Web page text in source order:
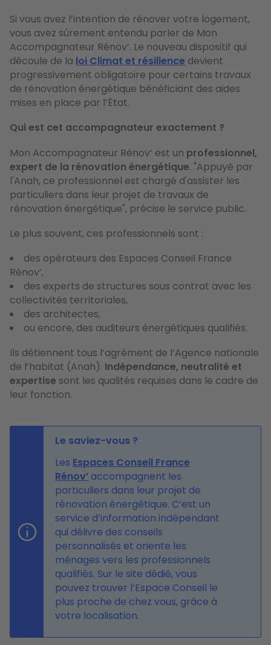
Si vous avez l’intention de rénover votre logement,
vous avez sûrement entendu parler de Mon
Accompagnateur Rénov’. Le nouveau dispositif qui
découle de la loi Climat et résilience devient
progressivement obligatoire pour certains travaux
de rénovation énergétique bénéficiant des aides
mises en place par l’État.
Qui est cet accompagnateur exactement ?
Mon Accompagnateur Rénov’ est un professionnel,
expert de la rénovation énergétique. "Appuyé par
l'Anah, ce professionnel est chargé d'assister les
particuliers dans leur projet de travaux de
rénovation énergétique", précise le service public.
Le plus souvent, ces professionnels sont :
des opérateurs des Espaces Conseil France
Rénov’,
des experts de structures sous contrat avec les
collectivités territoriales,
des architectes,
ou encore, des auditeurs énergétiques qualifiés.
Ils détiennent tous l’agrément de l’Agence nationale
de l’habitat (Anah). Indépendance, neutralité et
expertise sont les qualités requises dans le cadre de
leur fonction.
Le saviez-vous ?
Les Espaces Conseil France
Rénov’ accompagnent les
particuliers dans leur projet de
rénovation énergétique. C’est un
service d’information indépendant
qui délivre des conseils
personnalisés et oriente les
ménages vers les professionnels
qualifiés. Sur le site dédié, vous
pouvez trouver l’Espace Conseil le
plus proche de chez vous, grâce à
votre localisation.